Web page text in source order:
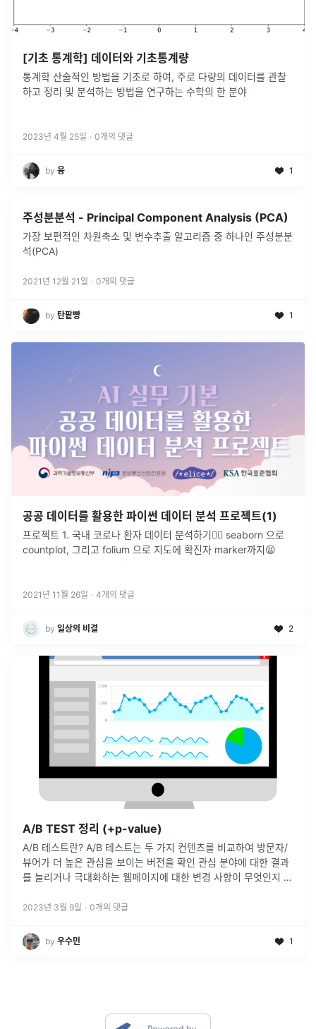
[기초 통계학] 데이터와 기초통계량
통계학 산술적인 방법을 기초로 하여, 주로 다량의 데이터를 관찰
하고 정리 및 분석하는 방법을 연구하는 수학의 한 분야
2023년 4월 25일 · 0개의 댓글
by 융 1
주성분분석 - Principal Component Analysis (PCA)
가장 보편적인 차원축소 및 변수추출 알고리즘 중 하나인 주성분분
석(PCA)
2021년 12월 21일 · 0개의 댓글
by 탄팥빵 1
공공 데이터를 활용한 파이썬 데이터 분석 프로젝트(1)
프로젝트 1. 국내 코로나 환자 데이터 분석하기👩‍⚕️ seaborn 으로
countplot, 그리고 folium 으로 지도에 확진자 marker까지😫
2021년 11월 26일 · 4개의 댓글
by 일상의 비결 2
A/B TEST 정리 (+p-value)
A/B 테스트란? A/B 테스트는 두 가지 컨텐츠를 비교하여 방문자/
뷰어가 더 높은 관심을 보이는 버전을 확인 관심 분야에 대한 결과
를 늘리거나 극대화하는 웹페이지에 대한 변경 사항이 무엇인지 규
회과학 실험 방법론 A/B 테스트 설계 가설 : 실험을 통해 무엇을 확
2023년 3월 9일 · 0개의 댓글
by 우수민 1